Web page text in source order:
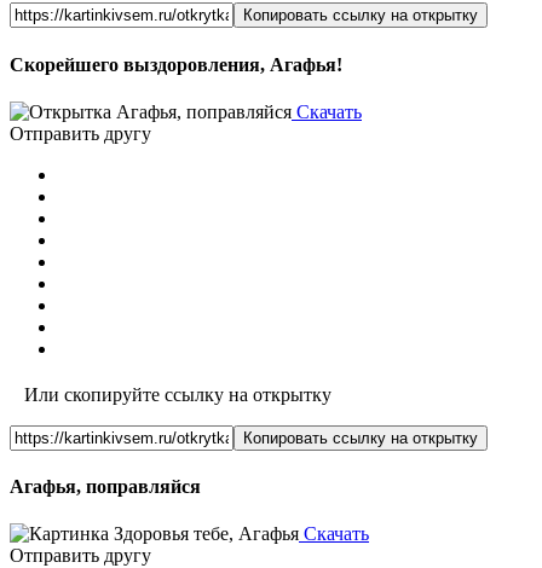
Копировать ссылку на открытку
Скорейшего выздоровления, Агафья!
Скачать
Отправить другу
Или скопируйте ссылку на открытку
Копировать ссылку на открытку
Агафья, поправляйся
Скачать
Отправить другу